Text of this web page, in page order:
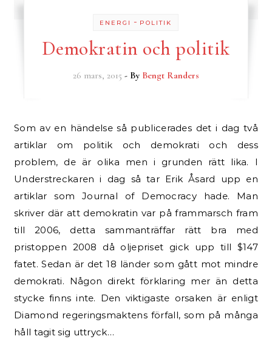
ENERGI - POLITIK
Demokratin och politik
26 mars, 2015 - By Bengt Randers
Som av en händelse så publicerades det i dag två
artiklar om politik och demokrati och dess
problem, de är olika men i grunden rätt lika. I
Understreckaren i dag så tar Erik Åsard upp en
artiklar som Journal of Democracy hade. Man
skriver där att demokratin var på frammarsch fram
till 2006, detta sammanträffar rätt bra med
pristoppen 2008 då oljepriset gick upp till $147
fatet. Sedan är det 18 länder som gått mot mindre
demokrati. Någon direkt förklaring mer än detta
stycke finns inte. Den viktigaste orsaken är enligt
Diamond regeringsmaktens förfall, som på många
håll tagit sig uttryck…